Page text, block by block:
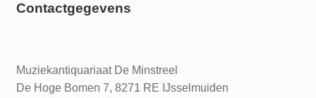
Contactgegevens
Muziekantiquariaat De Minstreel
De Hoge Bomen 7, 8271 RE IJsselmuiden